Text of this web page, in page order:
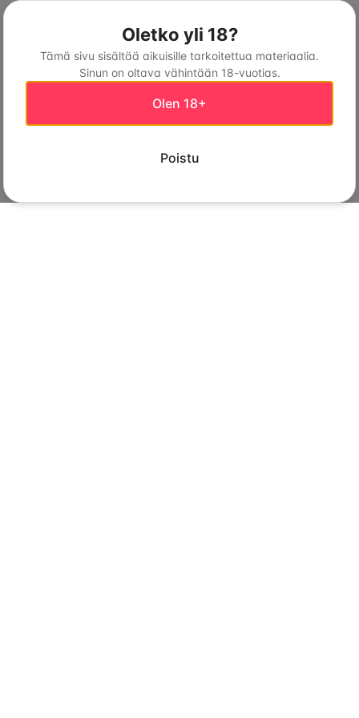
Oletko yli 18?
Tämä sivu sisältää aikuisille tarkoitettua materiaalia.
Sinun on oltava vähintään 18-vuotias.
Olen 18+
Poistu